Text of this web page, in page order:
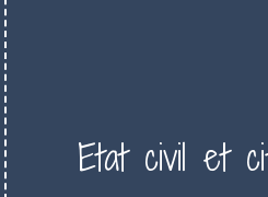
Etat civil et